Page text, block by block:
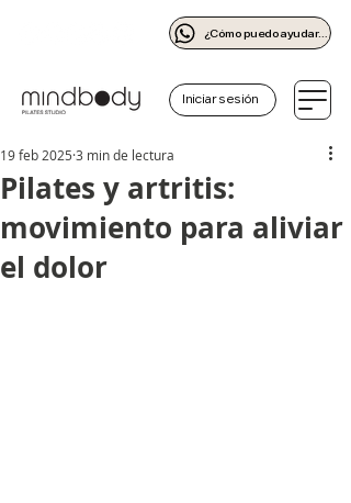
¿Cómo puedo ayudarte?
Iniciar sesión
Pilates y artritis:
movimiento para aliviar
el dolor
19 feb 2025 3 min de lectura